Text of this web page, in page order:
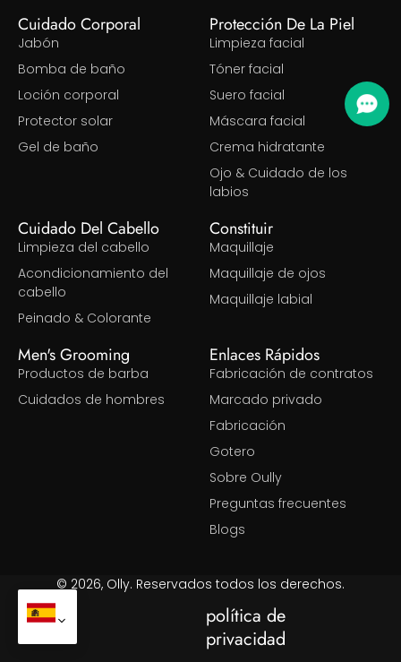
Cuidado Corporal
Jabón
Bomba de baño
Loción corporal
Protector solar
Gel de baño
Protección De La Piel
Limpieza facial
Tóner facial
Suero facial
Máscara facial
Crema hidratante
Ojo & Cuidado de los
labios
Cuidado Del Cabello
Limpieza del cabello
Acondicionamiento del
cabello
Peinado & Colorante
Constituir
Maquillaje
Maquillaje de ojos
Maquillaje labial
Men's Grooming
Productos de barba
Cuidados de hombres
Enlaces Rápidos
Fabricación de contratos
Marcado privado
Fabricación
Gotero
Sobre Oully
Preguntas frecuentes
Blogs
© 2026, Olly. Reservados todos los derechos.
política de
privacidad